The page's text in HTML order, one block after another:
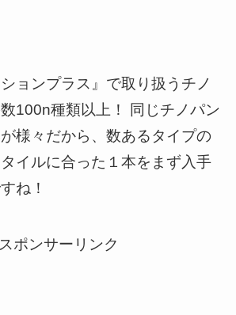
ションプラス』で取り扱うチノ
100n種類以上！ 同じチノパン
様々だから、数あるタイプの
イルに合った１本をまず入手
ね！
スポンサーリンク